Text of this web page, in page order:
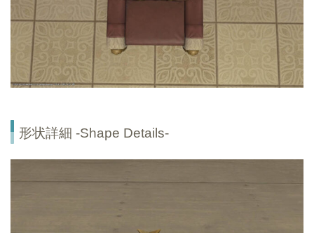
形状詳細 -Shape Details-